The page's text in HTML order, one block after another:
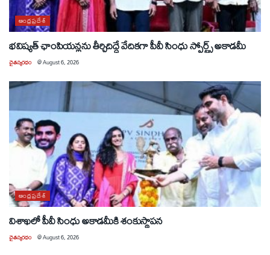
ఆంధ్రప్రదేశ్
భవిష్యత్ ఛాంపియన్లను తీర్చిదిద్దే వేదికగా పీవీ సింధు స్పోర్ట్స్ అకాడమీ
చైతన్యరధం @August 6, 2026
ఆంధ్రప్రదేశ్
విశాఖలో పీవీ సింధు అకాడమీకి శంకుస్థాపన
చైతన్యరధం @August 6, 2026